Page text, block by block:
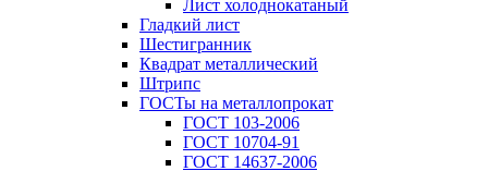
Лист холоднокатаный
Гладкий лист
Шестигранник
Квадрат металлический
Штрипс
ГОСТы на металлопрокат
ГОСТ 103-2006
ГОСТ 10704-91
ГОСТ 14637-2006